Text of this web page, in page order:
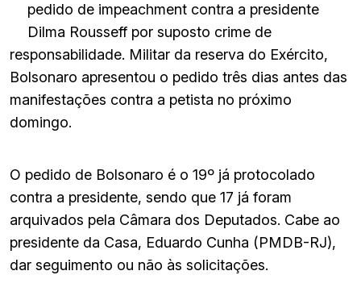
pedido de impeachment contra a presidente
Dilma Rousseff por suposto crime de
responsabilidade. Militar da reserva do Exército,
Bolsonaro apresentou o pedido três dias antes das
manifestações contra a petista no próximo
domingo.
O pedido de Bolsonaro é o 19º já protocolado
contra a presidente, sendo que 17 já foram
arquivados pela Câmara dos Deputados. Cabe ao
presidente da Casa, Eduardo Cunha (PMDB-RJ),
dar seguimento ou não às solicitações.